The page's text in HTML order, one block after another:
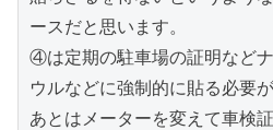
ースだと思います。
④は定期の駐車場の証明など
ウルなどに強制的に貼る必要が
あとはメーターを変えて車検